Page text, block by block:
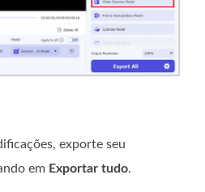
exporte seu
em Exportar tudo.